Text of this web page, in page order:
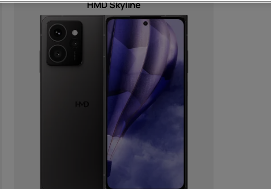
Cellulari
Accessori
Offerte
HMD Skyline